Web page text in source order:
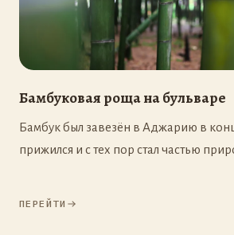
Бамбуковая роща на бульваре
Бамбук был завезён в Аджарию в
прижился и с тех пор стал частью
ПЕРЕЙТИ